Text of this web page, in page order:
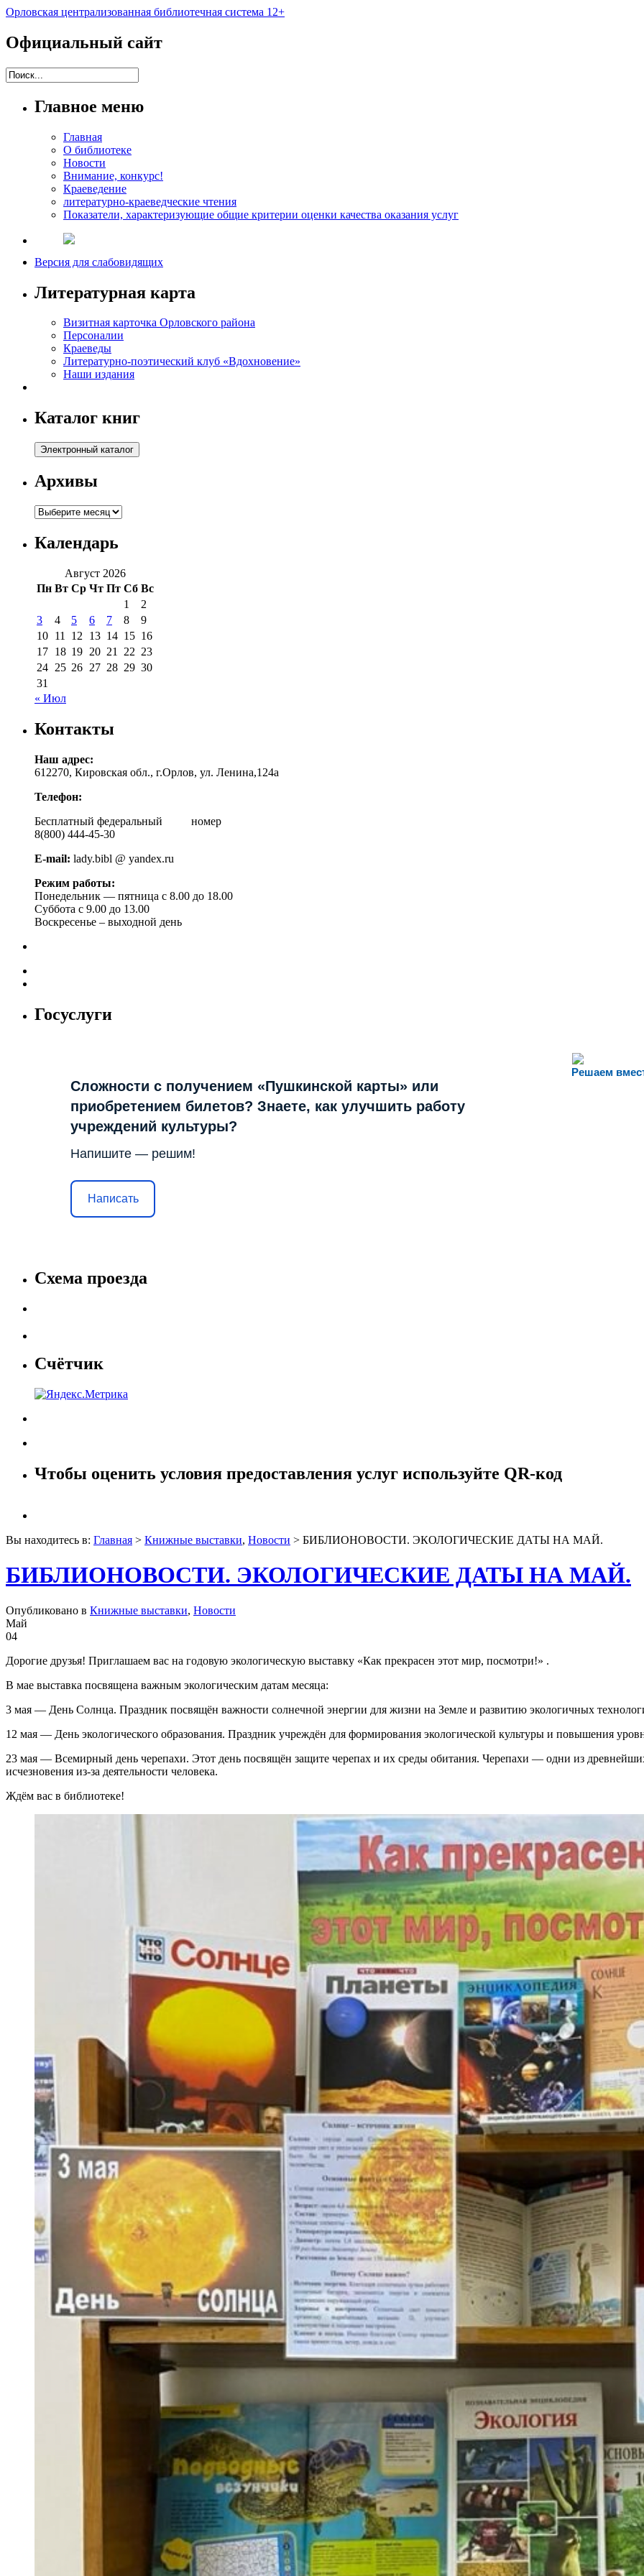
Орловская централизованная библиотечная система 12+
Официальный сайт
Главное меню
Главная
О библиотеке
Новости
Внимание, конкурс!
Краеведение
литературно-краеведческие чтения
Показатели, характеризующие общие критерии оценки качества оказания услуг
Версия для слабовидящих
Литературная карта
Визитная карточка Орловского района
Персоналии
Краеведы
Литературно-поэтический клуб «Вдохновение»
Наши издания
Каталог книг
Архивы
Архивы
Календарь
Август 2026
Пн Вт Ср Чт Пт Сб Вс
1
2
3
4 5 6 7 8
9
10 11 12 13 14 15 16
17 18 19 20 21 22 23
24 25 26 27 28 29 30
31
« Июл
Контакты
Наш адрес:
612270, Кировская обл., г.Орлов, ул. Ленина,124а
Телефон:
Бесплатный федеральный номер
8(800) 444-45-30
E-mail: lady.bibl @ yandex.ru
Режим работы:
Понедельник — пятница с 8.00 до 18.00
Суббота с 9.00 до 13.00
Воскресенье – выходной день
Госуслуги
Решаем
Сложности с получением «Пушкинской карты» или
приобретением билетов? Знаете, как улучшить работу
учреждений культуры?
Напишите — решим!
Написать
Схема проезда
Счётчик
Чтобы оценить условия предоставления услуг используйте QR-код
Вы находитесь в: Главная > Книжные выставки, Новости > БИБЛИОНОВОСТИ. ЭКОЛОГИЧЕСКИЕ ДАТЫ НА МАЙ.
БИБЛИОНОВОСТИ. ЭКОЛОГИЧЕСКИЕ ДАТЫ НА МАЙ.
Опубликовано в Книжные выставки, Новости
Май
04
Дорогие друзья! Приглашаем вас на годовую экологическую выставку «Как прекрасен этот мир, посмотри!» .
В мае выставка посвящена важным экологическим датам месяца:
3 мая — День Солнца. Праздник посвящён важности солнечной энергии для жизни на Земле и развитию экологичных
12 мая — День экологического образования. Праздник учреждён для формирования экологической культуры и повышения
23 мая — Всемирный день черепахи. Этот день посвящён защите черепах и их среды обитания. Черепахи — одни из
исчезновения из-за деятельности человека.
Ждём вас в библиотеке!